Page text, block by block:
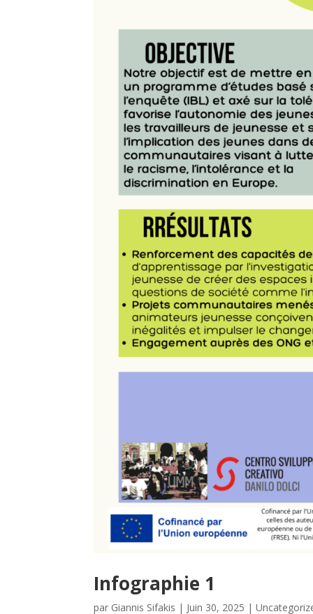
Infographie 1
par Giannis Sifakis | Juin 30, 2025 |